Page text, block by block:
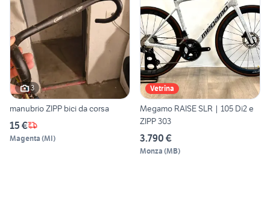
3
manubrio ZIPP bici da corsa
15 €
Magenta (MI)
Vetrina
Megamo RAISE SLR | 105 Di2 e
ZIPP 303
3.790 €
Monza (MB)